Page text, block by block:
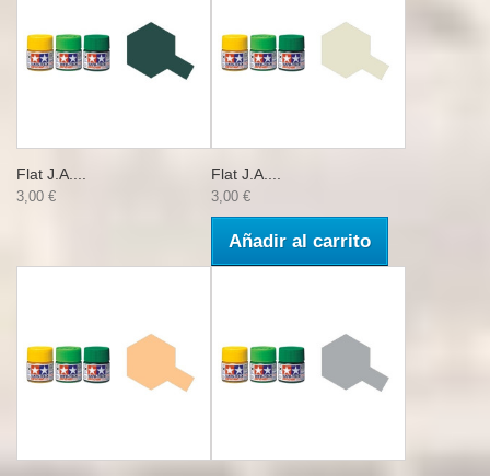
Flat J.A....
3,00 €
Flat J.A....
3,00 €
Añadir al carrito